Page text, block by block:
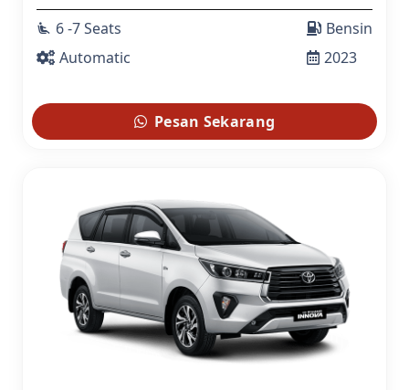
airline_seat_recline_extra 6 -7 Seats
Automatic
Bensin
2023
Pesan Sekarang